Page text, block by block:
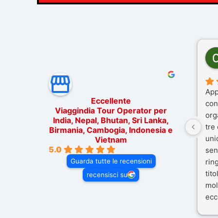
Eccellente
Viaggindia Tour Operator per
India, Nepal, Bhutan, Sri Lanka,
Birmania, Cambogia, Indonesia e
Vietnam
5.0
Guarda tutte le recensioni
recensisci su
tre